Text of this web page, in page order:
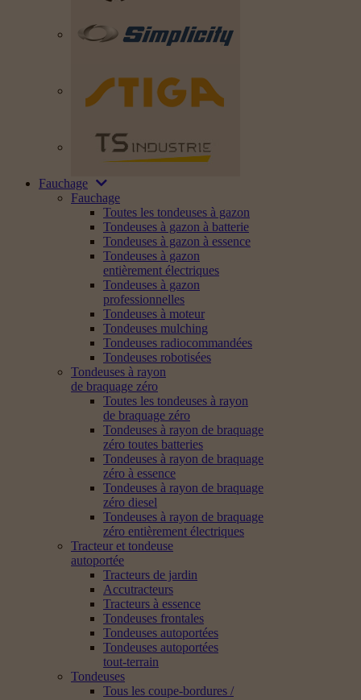
Fauchage
Fauchage
Toutes les tondeuses à gazon
Tondeuses à gazon à batterie
Tondeuses à gazon à essence
Tondeuses à gazon
entièrement électriques
Tondeuses à gazon
professionnelles
Tondeuses à moteur
Tondeuses mulching
Tondeuses radiocommandées
Tondeuses robotisées
Tondeuses à rayon
de braquage zéro
Toutes les tondeuses à rayon
de braquage zéro
Tondeuses à rayon de braquage
zéro toutes batteries
Tondeuses à rayon de braquage
zéro à essence
Tondeuses à rayon de braquage
zéro diesel
Tondeuses à rayon de braquage
zéro entièrement électriques
Tracteur et tondeuse
autoportée
Tracteurs de jardin
Accutracteurs
Tracteurs à essence
Tondeuses frontales
Tondeuses autoportées
Tondeuses autoportées
tout-terrain
Tondeuses
Tous les coupe-bordures /